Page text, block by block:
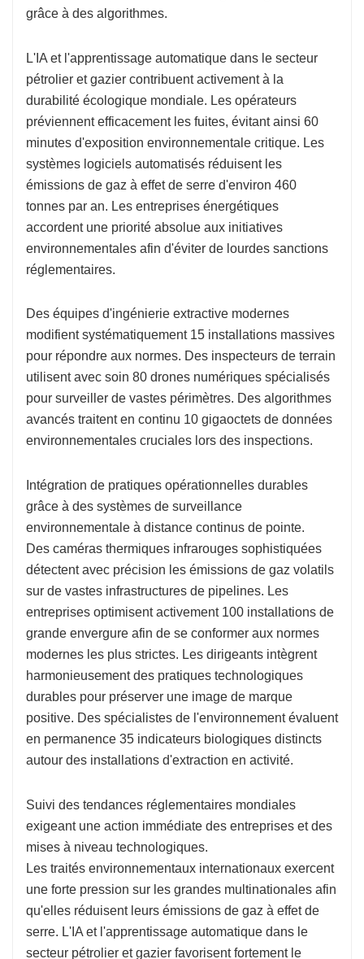
grâce à des algorithmes.
L'IA et l'apprentissage automatique dans le secteur
pétrolier et gazier contribuent activement à la
durabilité écologique mondiale. Les opérateurs
préviennent efficacement les fuites, évitant ainsi 60
minutes d'exposition environnementale critique. Les
systèmes logiciels automatisés réduisent les
émissions de gaz à effet de serre d'environ 460
tonnes par an. Les entreprises énergétiques
accordent une priorité absolue aux initiatives
environnementales afin d'éviter de lourdes sanctions
réglementaires.
Des équipes d'ingénierie extractive modernes
modifient systématiquement 15 installations massives
pour répondre aux normes. Des inspecteurs de terrain
utilisent avec soin 80 drones numériques spécialisés
pour surveiller de vastes périmètres. Des algorithmes
avancés traitent en continu 10 gigaoctets de données
environnementales cruciales lors des inspections.
Intégration de pratiques opérationnelles durables
grâce à des systèmes de surveillance
environnementale à distance continus de pointe.
Des caméras thermiques infrarouges sophistiquées
détectent avec précision les émissions de gaz volatils
sur de vastes infrastructures de pipelines. Les
entreprises optimisent activement 100 installations de
grande envergure afin de se conformer aux normes
modernes les plus strictes. Les dirigeants intègrent
harmonieusement des pratiques technologiques
durables pour préserver une image de marque
positive. Des spécialistes de l'environnement évaluent
en permanence 35 indicateurs biologiques distincts
autour des installations d'extraction en activité.
Suivi des tendances réglementaires mondiales
exigeant une action immédiate des entreprises et des
mises à niveau technologiques.
Les traités environnementaux internationaux exercent
une forte pression sur les grandes multinationales afin
qu'elles réduisent leurs émissions de gaz à effet de
serre. L'IA et l'apprentissage automatique dans le
secteur pétrolier et gazier favorisent fortement le